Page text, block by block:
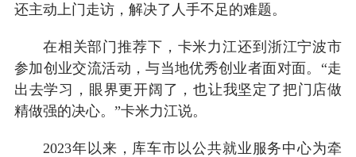
还主动上门走访，解决了人手不足的难题。
在相关部门推荐下，卡米力江还到浙江宁波市
参加创业交流活动，与当地优秀创业者面对面。“走
出去学习，眼界更开阔了，也让我坚定了把门店做
精做强的决心。”卡米力江说。
2023年以来，库车市以公共就业服务中心为牵